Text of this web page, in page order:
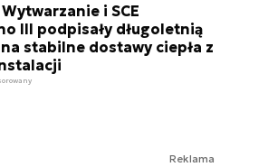
i SCE
III podpisały długoletnią
stabilne dostawy ciepła z
Reklama